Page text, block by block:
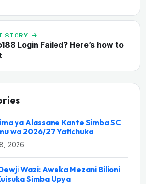
STORY
Login Failed? Here’s how to
ya Alassane Kante Simba SC
wa 2026/27 Yafichuka
2026
Wazi: Aweka Mezani Bilioni
Simba Upya